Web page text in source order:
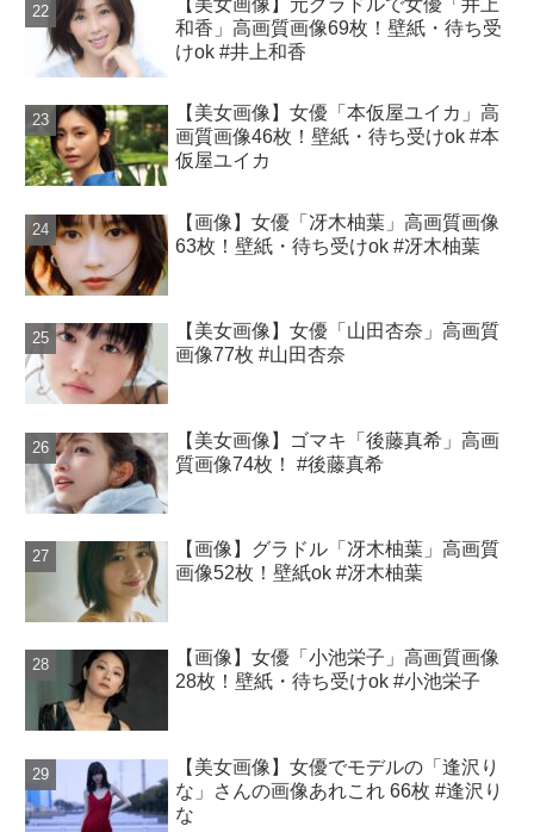
【美女画像】元グラドルで女優「井上
和香」高画質画像69枚！壁紙・待ち受
けok #井上和香
【美女画像】女優「本仮屋ユイカ」高
画質画像46枚！壁紙・待ち受けok #本
仮屋ユイカ
【画像】女優「冴木柚葉」高画質画像
63枚！壁紙・待ち受けok #冴木柚葉
【美女画像】女優「山田杏奈」高画質
画像77枚 #山田杏奈
【美女画像】ゴマキ「後藤真希」高画
質画像74枚！ #後藤真希
【画像】グラドル「冴木柚葉」高画質
画像52枚！壁紙ok #冴木柚葉
【画像】女優「小池栄子」高画質画像
28枚！壁紙・待ち受けok #小池栄子
【美女画像】女優でモデルの「逢沢り
な」さんの画像あれこれ 66枚 #逢沢り
な